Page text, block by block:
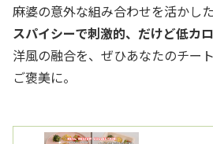
麻婆の意外な組み合わせを活かし
スパイシーで刺激的、だけど低カ
洋風の融合を、ぜひあなたのチー
ご褒美に。